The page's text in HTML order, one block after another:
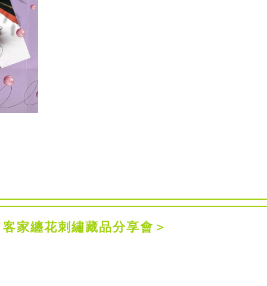
家纏花刺繡藏品分享會＞